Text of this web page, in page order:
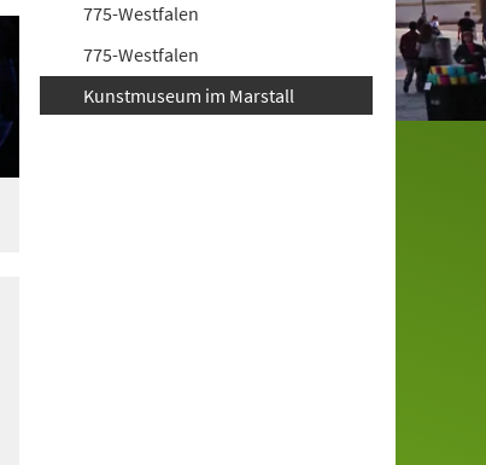
775-Westfalen
775-Westfalen
Kunstmuseum im Marstall